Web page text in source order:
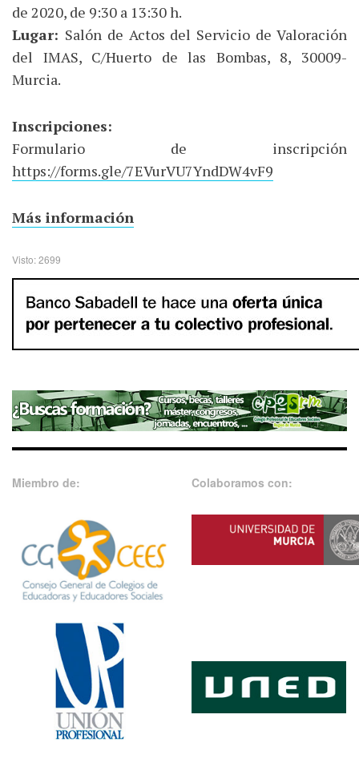
de 2020, de 9:30 a 13:30 h.
Lugar: Salón de Actos del Servicio de Valoración
del IMAS, C/Huerto de las Bombas, 8, 30009-
Murcia.
Inscripciones:
Formulario de inscripción
https://forms.gle/7EVurVU7YndDW4vF9
Más información
Visto: 2699
Miembro de: Colaboramos con: